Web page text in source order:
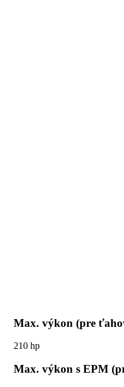
Max. výkon (pre
210 hp
Max. výkon s EPM